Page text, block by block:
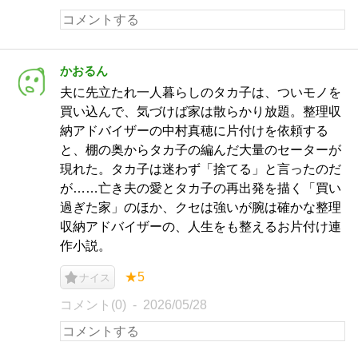
かおるん
夫に先立たれ一人暮らしのタカ子は、ついモノを
買い込んで、気づけば家は散らかり放題。整理収
納アドバイザーの中村真穂に片付けを依頼する
と、棚の奥からタカ子の編んだ大量のセーターが
現れた。タカ子は迷わず「捨てる」と言ったのだ
が……亡き夫の愛とタカ子の再出発を描く「買い
過ぎた家」のほか、クセは強いが腕は確かな整理
収納アドバイザーの、人生をも整えるお片付け連
作小説。
ナイス ★5
コメント(0) 2026/05/28